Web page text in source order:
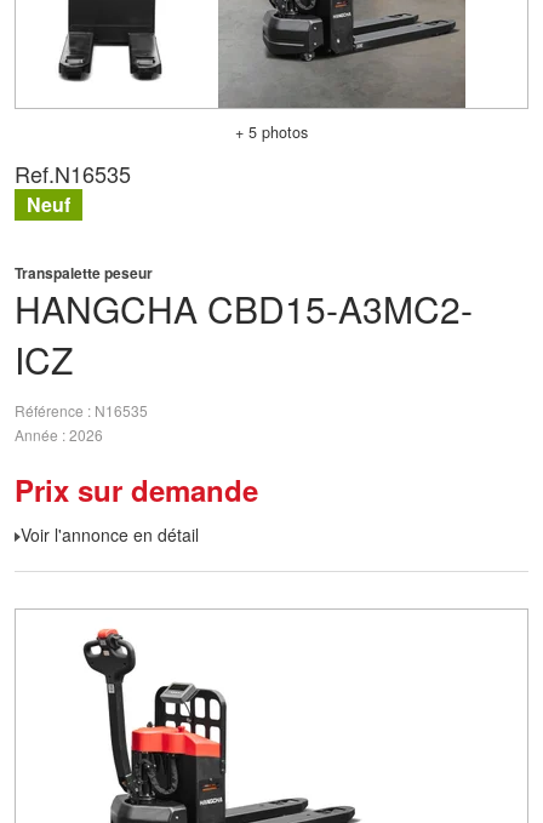
+ 5 photos
HANGCHA CBD15-A3MC2-
ICZ
Transpalette peseur
Référence
N16535
Année 2026
Prix sur demande
Voir l'annonce en détail
Ref.N16535
Neuf